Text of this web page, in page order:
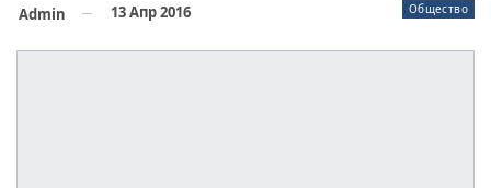
Общество
Admin 13 Апр 2016